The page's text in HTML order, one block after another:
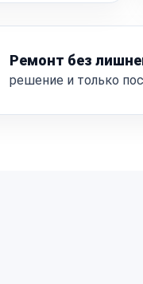
Ремонт без
решение и только